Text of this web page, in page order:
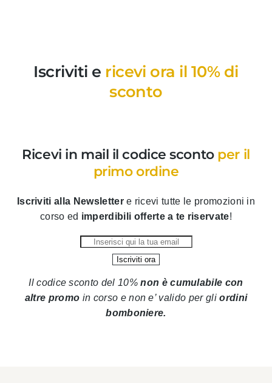
Iscriviti e ricevi ora il 10% di
sconto
Ricevi in mail il codice sconto per il
primo ordine
Iscriviti alla Newslettere ricevi tutte le promozioni in
corso ed imperdibili offerte a te riservate!
Il codice sconto del 10%non è cumulabile con
altre promo in corso e non e’ valido per gliordini
bomboniere.